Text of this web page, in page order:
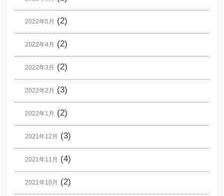
2022年5月 (2)
2022年4月 (2)
2022年3月 (2)
2022年2月 (3)
2022年1月 (2)
2021年12月 (3)
2021年11月 (4)
2021年10月 (2)